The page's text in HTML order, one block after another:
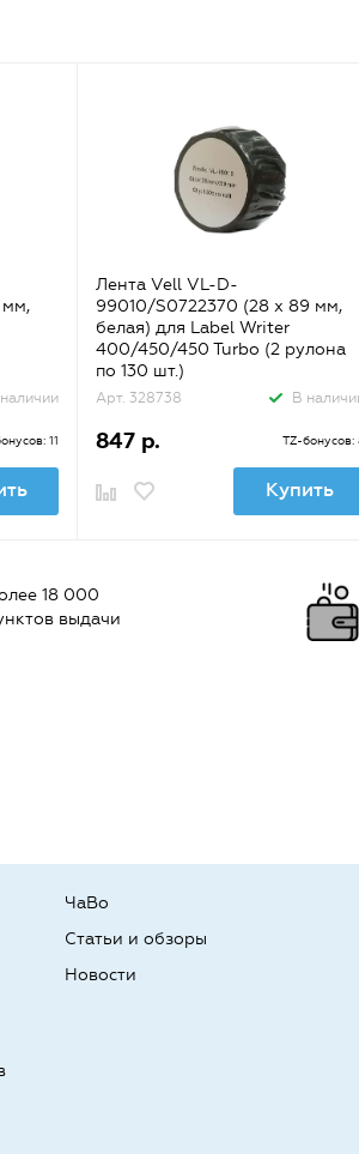
мм,
11
Лента Vell VL-D-
99010/S0722370 (28 х 89 мм,
белая) для Label Writer
400/450/450 Turbo (2 рулона
по 130 шт.)
Арт. 328738 В
847 р. TZ-бонусов:
Купить
18 000
выдачи
ЧаВо
Статьи и обзоры
Новости